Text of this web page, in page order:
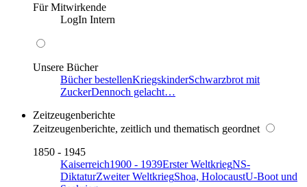
Für Mitwirkende
LogIn Intern
Unsere Bücher
Bücher bestellenKriegskinderSchwarzbrot mit
ZuckerDennoch gelacht…
Zeitzeugenberichte
Zeitzeugenberichte, zeitlich und thematisch geordnet
1850 - 1945
Kaiserreich1900 - 1939Erster WeltkriegNS-
DiktaturZweiter WeltkriegShoa, HolocaustU-Boot und